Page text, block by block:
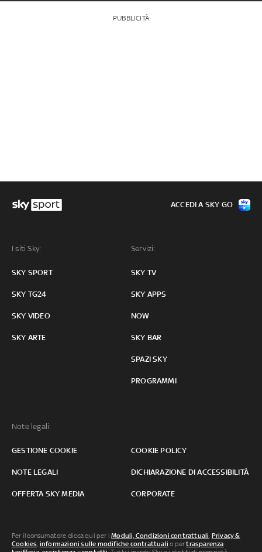
PUBBLICITÀ
I siti Sky:
SKY SPORT
SKY TG24
SKY VIDEO
SKY ARTE
Servizi:
SKY TV
SKY APPS
NOW
SKY BAR
SPAZI SKY
PROGRAMMI
Note legali:
GESTIONE COOKIE COOKIE POLICY
NOTE LEGALI DICHIARAZIONE DI ACCESSIBILITÀ
OFFERTA SKY MEDIA CORPORATE
ACCEDI A SKY GO
Per il consumatore clicca qui per iModuli, Condizioni contrattuali, Privacy &
Cookies, informazioni sulle modifiche contrattuali o pertrasparenza